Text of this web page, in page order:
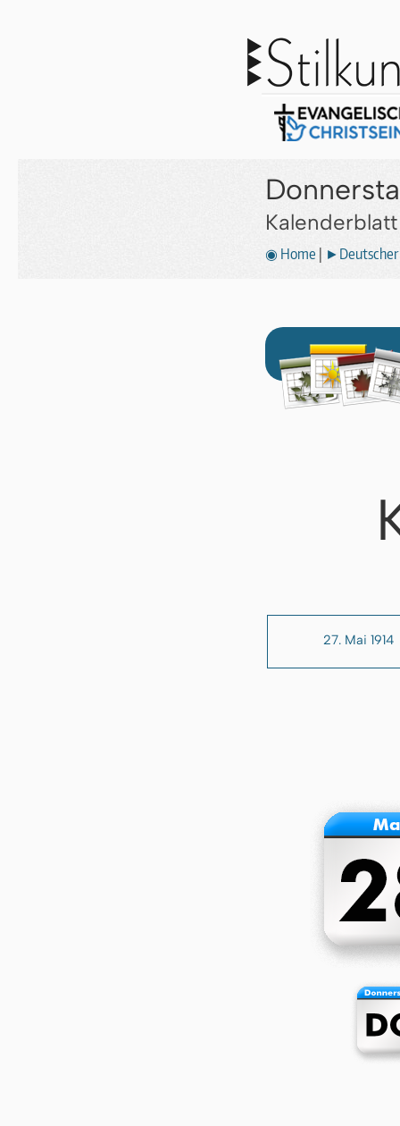
◉ Home ►Deutscher
27. Mai 1914